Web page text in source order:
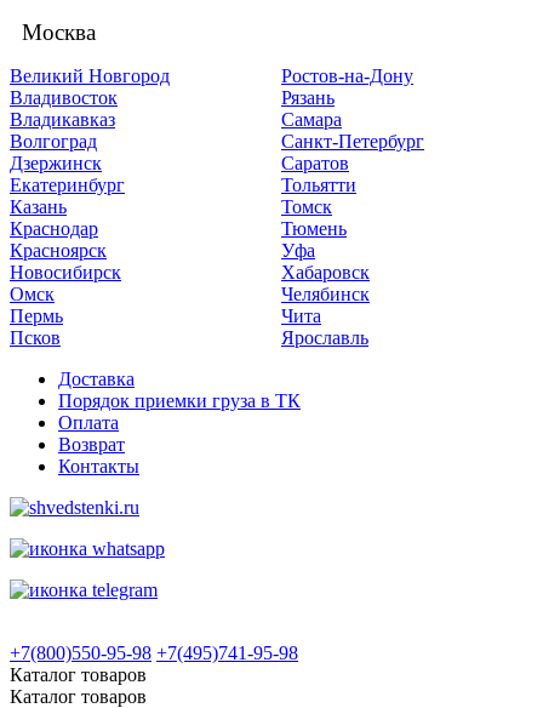
Москва
Великий Новгород
Владивосток
Владикавказ
Волгоград
Дзержинск
Екатеринбург
Казань
Краснодар
Красноярск
Новосибирск
Омск
Пермь
Псков
Ростов-на-Дону
Рязань
Самара
Санкт-Петербург
Саратов
Тольятти
Томск
Тюмень
Уфа
Хабаровск
Челябинск
Чита
Ярославль
Доставка
Порядок приемки груза в ТК
Оплата
Возврат
Контакты
+7(800)550-95-98 +7(495)741-95-98
Каталог товаров
Каталог товаров